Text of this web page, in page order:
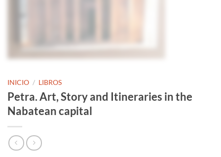
INICIO / LIBROS
Petra. Art, Story and Itineraries in the
Nabatean capital